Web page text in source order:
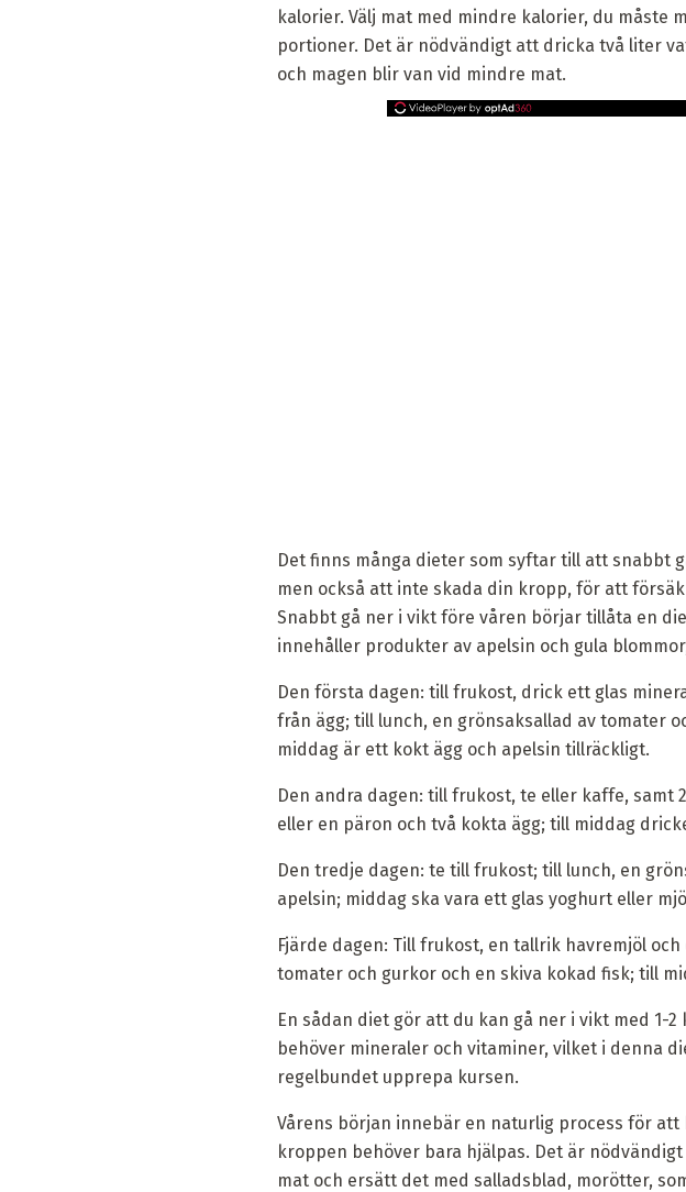
kalorier. Välj mat med mindre kalorier, du måste
portioner. Det är nödvändigt att dricka två liter
och magen blir van vid mindre mat.
Det finns många dieter som syftar till att snabbt
men också att inte skada din kropp, för att
Snabbt gå ner i vikt före våren börjar tillåta en
innehåller produkter av apelsin och gula
Den första dagen: till frukost, drick ett glas
från ägg; till lunch, en grönsaksallad av tomater
middag är ett kokt ägg och apelsin tillräckligt.
Den andra dagen: till frukost, te eller kaffe, samt
eller en päron och två kokta ägg; till middag
Den tredje dagen: te till frukost; till lunch, en
apelsin; middag ska vara ett glas yoghurt eller
Fjärde dagen: Till frukost, en tallrik havremjöl
tomater och gurkor och en skiva kokad fisk; till
En sådan diet gör att du kan gå ner i vikt med 1-
behöver mineraler och vitaminer, vilket i denna
regelbundet upprepa kursen.
Vårens början innebär en naturlig process för
kroppen behöver bara hjälpas. Det är
mat och ersätt det med salladsblad, morötter,